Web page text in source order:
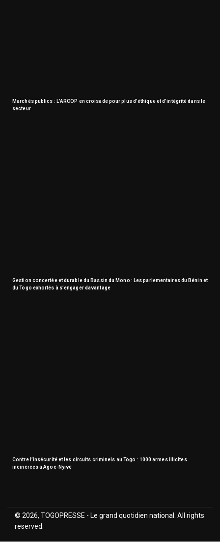
Marchés publics : L’ARCOP en croisade pour plus d’éthique et d’intégrité dans le
secteur
Gestion concertée et durable du Bassin du Mono : Les parlementaires du Bénin et
du Togo exhortés à s’engager davantage
Contre l’insécurité et les circuits criminels au Togo : 1000 armes illicites
incinérées à Agoè-Nyivé
© 2026, TOGOPRESSE - Le grand quotidien national. All rights
reserved.